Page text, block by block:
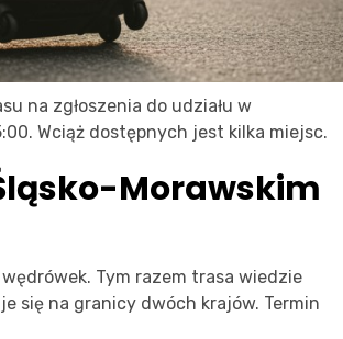
na zgłoszenia do udziału w
Wciąż dostępnych jest kilka miejsc.
Morawskim
Tym razem trasa wiedzie
się na granicy dwóch krajów. Termin